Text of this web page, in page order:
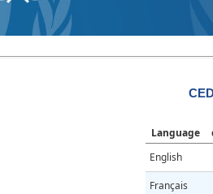
Language
English
Français